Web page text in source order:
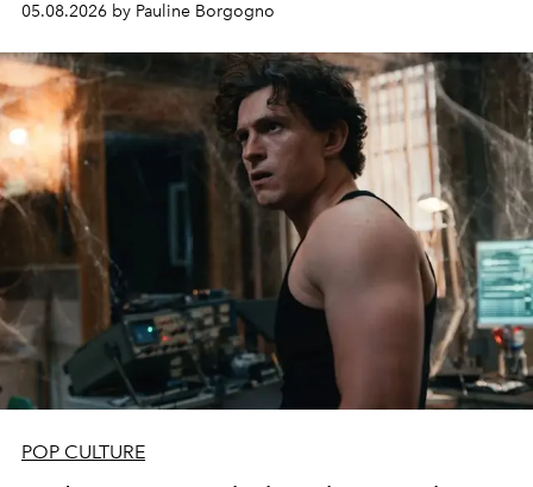
05.08.2026 by Pauline Borgogno
POP CULTURE